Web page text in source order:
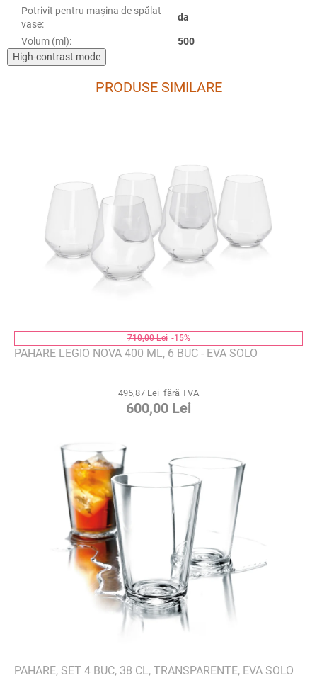
Potrivit pentru mașina de spălat
vase:
da
Volum (ml):
500
High-contrast mode
PRODUSE SIMILARE
710,00 Lei -15%
PAHARE LEGIO NOVA 400 ML, 6 BUC - EVA SOLO
495,87 Lei fără TVA
600,00 Lei
PAHARE, SET 4 BUC, 38 CL, TRANSPARENTE, EVA SOLO